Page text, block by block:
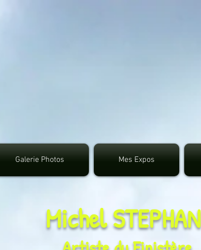
Galerie Photos Mes Expos
Michel STEPHAN